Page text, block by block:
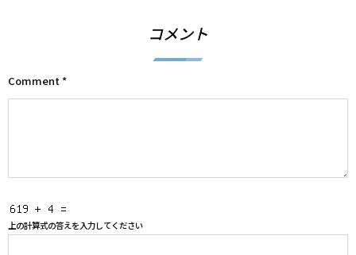
コメント
Comment *
上の計算式の答えを入力してください